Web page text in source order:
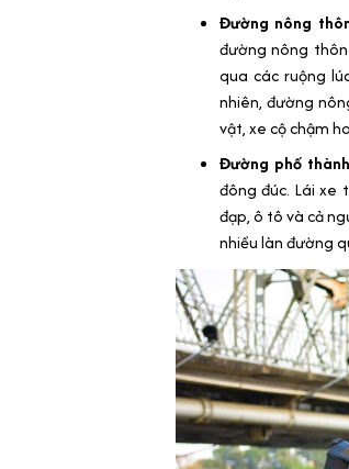
Đường nông
đường nông
qua các ruộng
nhiên, đường
vật, xe cộ chậm
Đường phố
đông đúc. Lái xe
đạp, ô tô và cả
nhiều làn đường